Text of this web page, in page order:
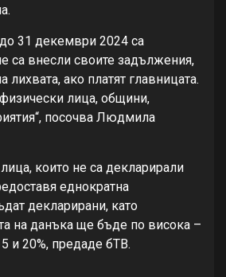
31 декември 2024 са
са внесли своите задължения,
лихвата, ако платят главницата.
лица, общини,
посочва Людмила
които не са декларирали
еднократна
декларирани, като
на данъка ще бъде по висока –
и 20%, предаде бТВ.